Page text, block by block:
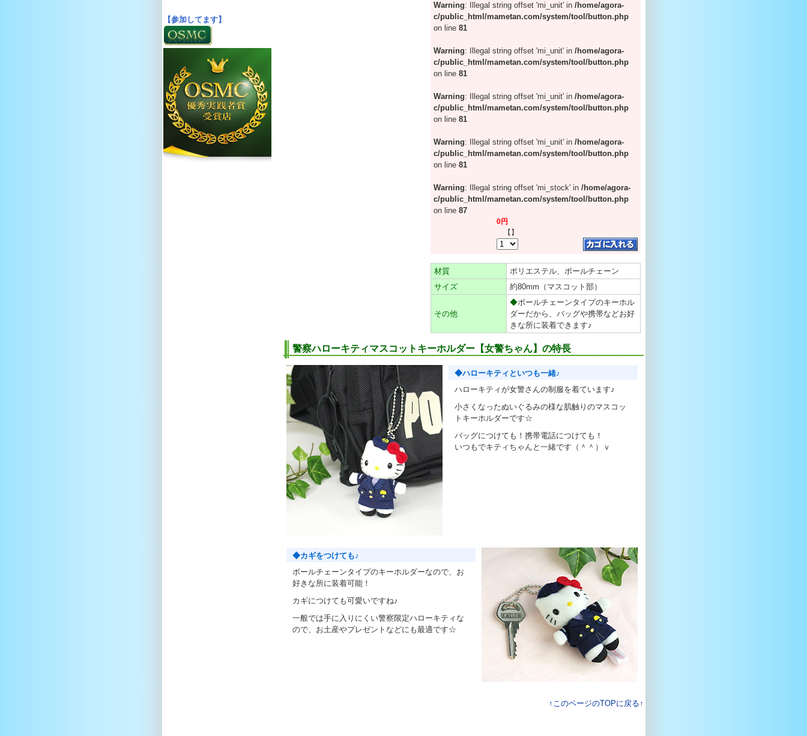
Warning: Illegal string offset 'mi_unit' in /home/agora-
c/public_html/mametan.com/system/tool/button.php
on line 81
Warning: Illegal string offset 'mi_unit' in /home/agora-
c/public_html/mametan.com/system/tool/button.php
on line 81
Warning: Illegal string offset 'mi_unit' in /home/agora-
c/public_html/mametan.com/system/tool/button.php
on line 81
Warning: Illegal string offset 'mi_unit' in /home/agora-
c/public_html/mametan.com/system/tool/button.php
on line 81
Warning: Illegal string offset 'mi_stock' in /home/agora-
c/public_html/mametan.com/system/tool/button.php
on line 87
0円
【】
材質
ポリエステル、ボールチェーン
サイズ
約80mm（マスコット部）
その他
◆ボールチェーンタイプのキーホル
ダーだから、バッグや携帯などお好
きな所に装着できます♪
警察ハローキティマスコットキーホルダー【女警ちゃん】の特長
◆ハローキティといつも一緒♪
ハローキティが女警さんの制服を着ています♪
小さくなったぬいぐるみの様な肌触りのマスコッ
トキーホルダーです☆
バッグにつけても！携帯電話につけても！
いつもでキティちゃんと一緒です（＾＾）ｖ
◆カギをつけても♪
ボールチェーンタイプのキーホルダーなので、お
好きな所に装着可能！
カギにつけても可愛いですね♪
一般では手に入りにくい警察限定ハローキティな
ので、お土産やプレゼントなどにも最適です☆
↑このページのTOPに戻る↑
【参加してます】